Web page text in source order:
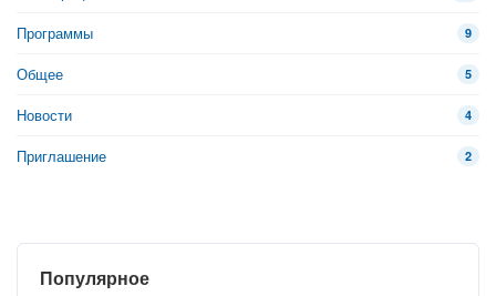
Программы 9
Общее 5
Новости 4
Приглашение 2
Популярное